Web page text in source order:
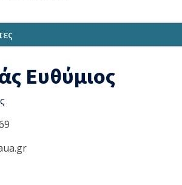
Ευθύμιος